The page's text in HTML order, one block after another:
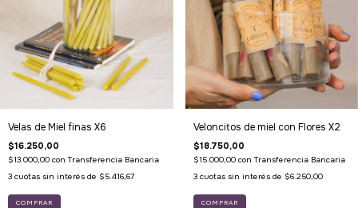
Velas de Miel finas X6
$16.250,00
$13.000,00 con Transferencia Bancaria
3 cuotas sin interés de $5.416,67
Veloncitos de miel con Flores X2
$18.750,00
$15.000,00 con Transferencia Bancaria
3 cuotas sin interés de $6.250,00